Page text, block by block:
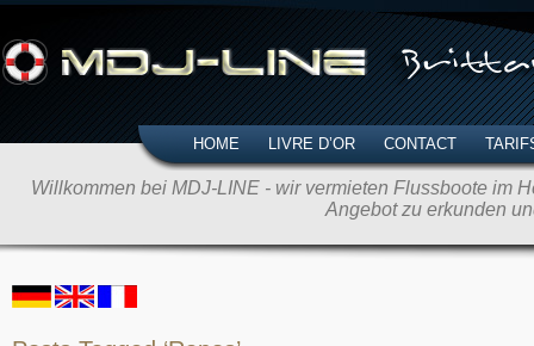
HOME LIVRE D’OR CONTACT
Willkommen bei MDJ-LINE - wir vermieten Flussboote im
Angebot zu erkunden